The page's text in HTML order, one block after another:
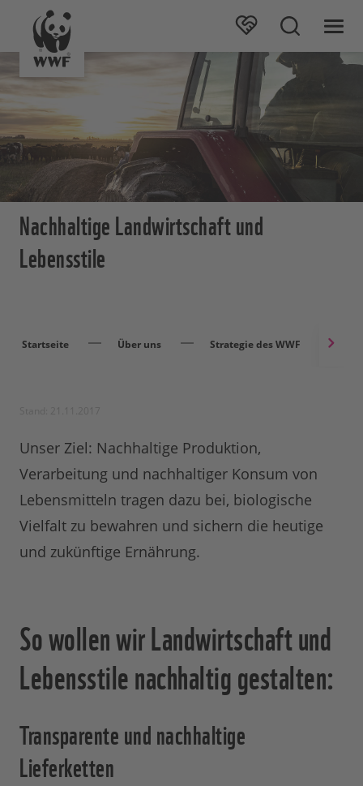
Nachhaltige Landwirtschaft und
Lebensstile
Startseite Über uns Strategie des WWF
Unser Ziel: Nachhaltige Produktion,
Verarbeitung und nachhaltiger Konsum von
Lebensmitteln tragen dazu bei, biologische
Vielfalt zu bewahren und sichern die heutige
und zukünftige Ernährung.
So wollen wir Landwirtschaft und
Lebensstile nachhaltig gestalten:
Transparente und nachhaltige
Lieferketten